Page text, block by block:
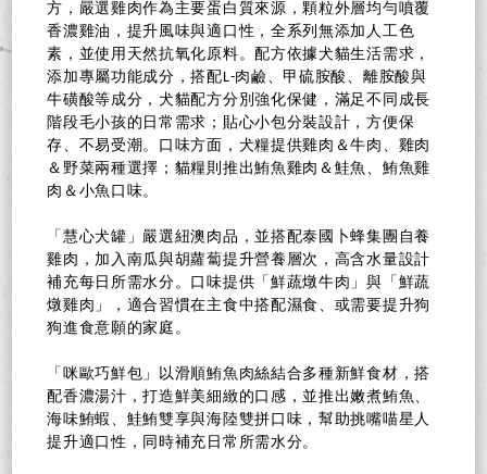
方，嚴選雞肉作為主要蛋白質來源，顆粒外層均勻噴覆
香濃雞油，提升風味與適口性，全系列無添加人工色
素，並使用天然抗氧化原料。配方依據犬貓生活需求，
添加專屬功能成分，搭配L-肉鹼、甲硫胺酸、離胺酸與
牛磺酸等成分，犬貓配方分別強化保健，滿足不同成長
階段毛小孩的日常需求；貼心小包分裝設計，方便保
存、不易受潮。口味方面，犬糧提供雞肉＆牛肉、雞肉
＆野菜兩種選擇；貓糧則推出鮪魚雞肉＆鮭魚、鮪魚雞
肉＆小魚口味。
「慧心犬罐」嚴選紐澳肉品，並搭配泰國卜蜂集團自養
雞肉，加入南瓜與胡蘿蔔提升營養層次，高含水量設計
補充每日所需水分。口味提供「鮮蔬燉牛肉」與「鮮蔬
燉雞肉」，適合習慣在主食中搭配濕食、或需要提升狗
狗進食意願的家庭。
「咪歐巧鮮包」以滑順鮪魚肉絲結合多種新鮮食材，搭
配香濃湯汁，打造鮮美細緻的口感，並推出嫩煮鮪魚、
海味鮪蝦、鮭鮪雙享與海陸雙拼口味，幫助挑嘴喵星人
提升適口性，同時補充日常所需水分。